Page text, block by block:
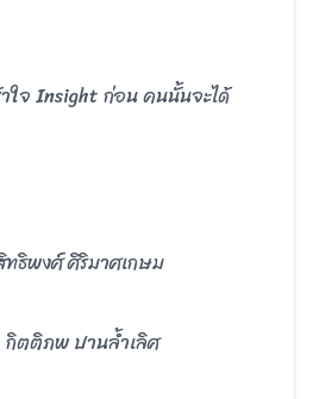
าใจ Insight ก่อน คนนั้นจะได้
ธิพงศ์ ศิริมาศเกษม
กิตติภพ ปานล้ำเลิศ